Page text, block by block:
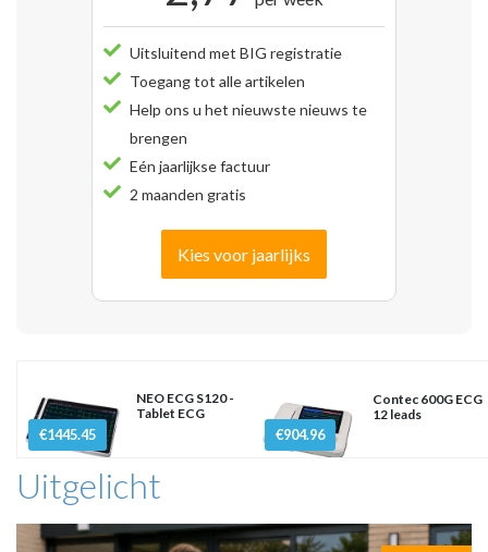
Uitsluitend met BIG registratie
Toegang tot alle artikelen
Help ons u het nieuwste nieuws te
brengen
Eén jaarlijkse factuur
2 maanden gratis
Kies voor jaarlijks
€1445.45
NEO ECG S120 -
Tablet ECG
€904.96
Contec 600G ECG
12 leads
Uitgelicht